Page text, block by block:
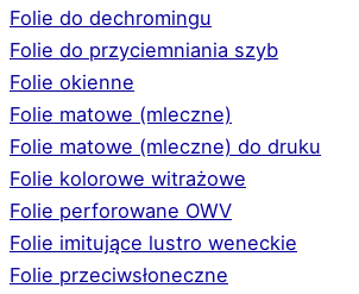
Folie do dechromingu
Folie do przyciemniania szyb
Folie okienne
Folie matowe (mleczne)
Folie matowe (mleczne) do druku
Folie kolorowe witrażowe
Folie perforowane OWV
Folie imitujące lustro weneckie
Folie przeciwsłoneczne